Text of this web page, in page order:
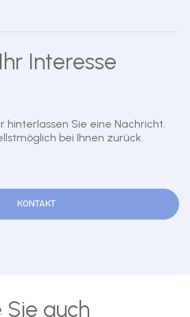
Interesse
hinterlassen Sie eine Nachricht.
bei Ihnen zurück.
KONTAKT
Sie auch